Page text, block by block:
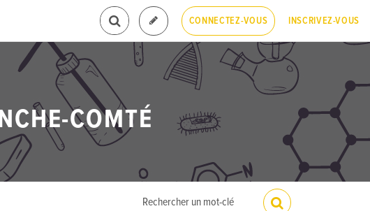
CONNECTEZ-VOUS INSCRIVEZ-VOUS
COMTÉ